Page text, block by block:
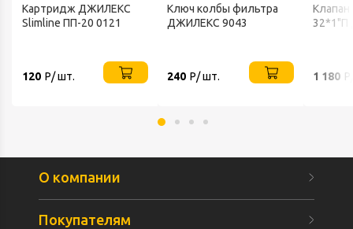
Картридж ДЖИЛЕКС
Slimline ПП-20 0121
120 Р/ шт.
Ключ колбы фильтра
ДЖИЛЕКС 9043
240 Р/ шт. 1 180
О компании
Покупателям